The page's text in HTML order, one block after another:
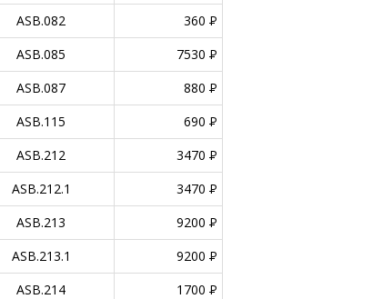
ASB.082 360 P
ASB.085 7530 P
ASB.087 880 P
ASB.115 690 P
ASB.212 3470 P
ASB.212.1 3470 P
ASB.213 9200 P
ASB.213.1 9200 P
ASB.214 1700 P